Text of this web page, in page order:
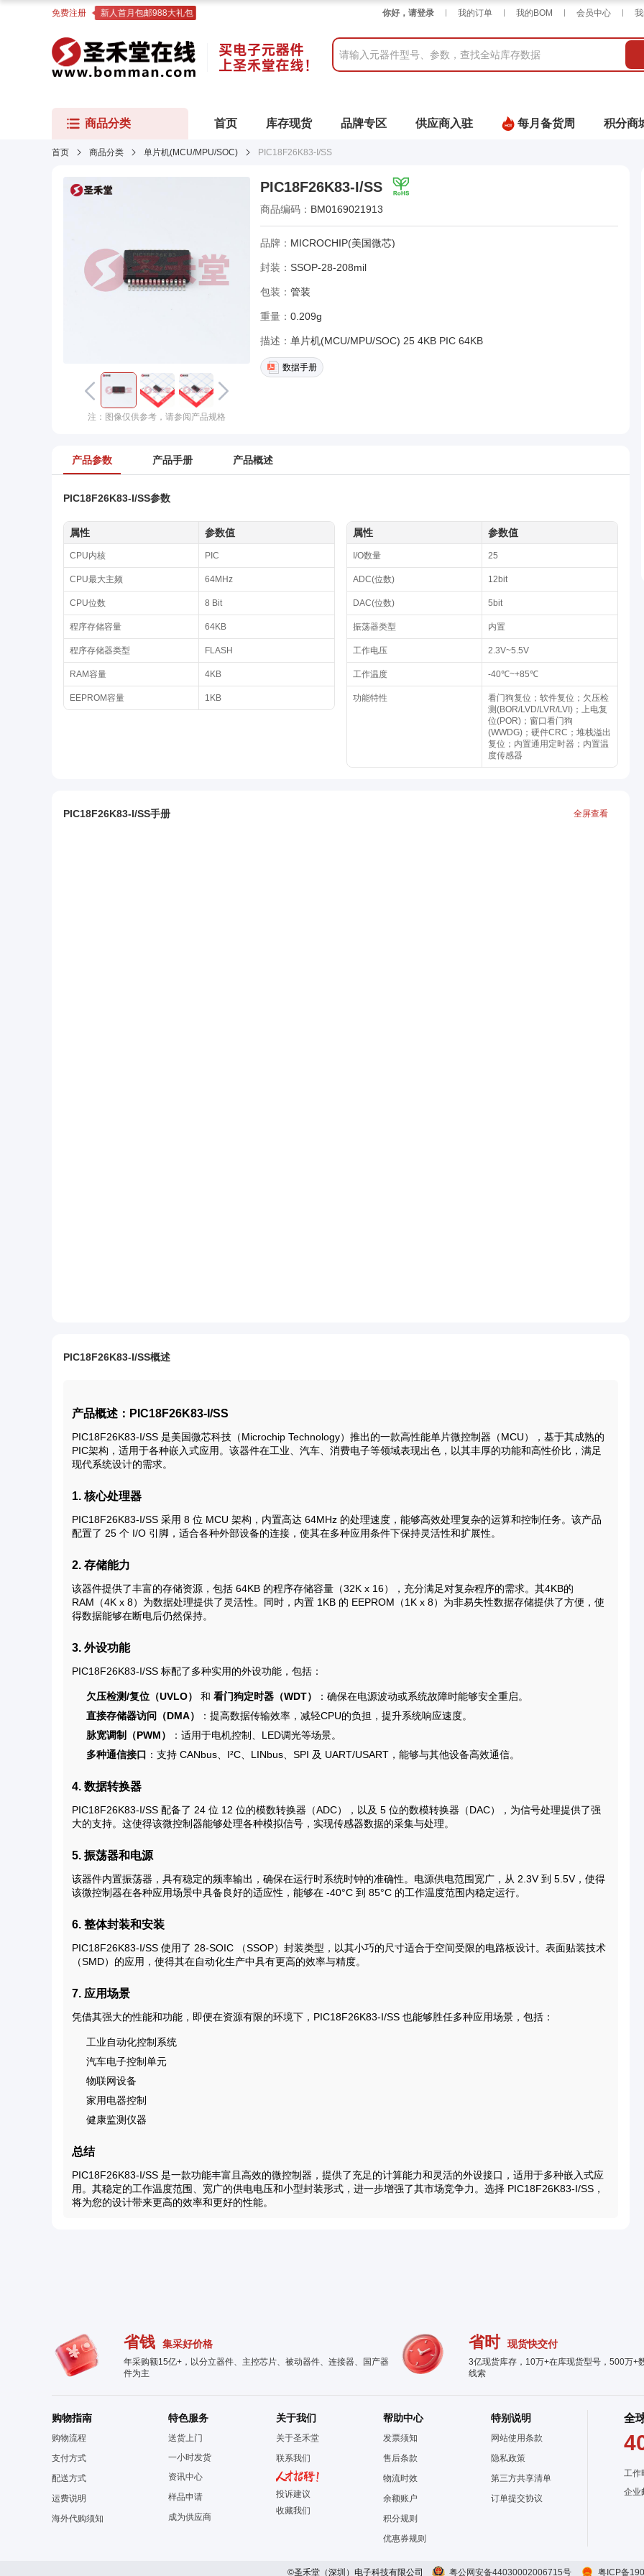
免费注册 新人首月包邮988大礼包 你好，请登录 我的订单 我的BOM 会员中心
商品分类 首页 库存现货 品牌专区 供应商入驻 每月备货周 积分商
首页 商品分类 单片机(MCU/MPU/SOC) PIC18F26K83-I/SS
注：图像仅供参考，请参阅产品规格
PIC18F26K83-I/SS
商品编码： BM0169021913
品牌： MICROCHIP(美国微芯)
封装： SSOP-28-208mil
包装： 管装
重量： 0.209g
描述： 单片机(MCU/MPU/SOC) 25 4KB PIC 64KB
数据手册
产品参数 产品手册 产品概述
PIC18F26K83-I/SS参数
属性 参数值
CPU内核 PIC
CPU最大主频 64MHz
CPU位数 8 Bit
程序存储容量 64KB
程序存储器类型 FLASH
RAM容量 4KB
EEPROM容量 1KB
属性 参数值
I/O数量 25
ADC(位数) 12bit
DAC(位数) 5bit
振荡器类型 内置
工作电压 2.3V~5.5V
工作温度 -40℃~+85℃
功能特性
看门狗复位；软件复位；欠压检
测(BOR/LVD/LVR/LVI)；上电复
位(POR)；窗口看门狗
(WWDG)；硬件CRC；堆栈溢出
复位；内置通用定时器；内置温
度传感器
PIC18F26K83-I/SS手册 全屏查看
PIC18F26K83-I/SS概述
产品概述：PIC18F26K83-I/SS
PIC18F26K83-I/SS 是美国微芯科技（Microchip Technology）推出的一款高性能单片微控制器（MCU），基于其成熟的
PIC架构，适用于各种嵌入式应用。该器件在工业、汽车、消费电子等领域表现出色，以其丰厚的功能和高性价比，满足
现代系统设计的需求。
1. 核心处理器
PIC18F26K83-I/SS 采用 8 位 MCU 架构，内置高达 64MHz 的处理速度，能够高效处理复杂的运算和控制任务。该产品
配置了 25 个 I/O 引脚，适合各种外部设备的连接，使其在多种应用条件下保持灵活性和扩展性。
2. 存储能力
该器件提供了丰富的存储资源，包括 64KB 的程序存储容量（32K x 16），充分满足对复杂程序的需求。其4KB的
RAM（4K x 8）为数据处理提供了灵活性。同时，内置 1KB 的 EEPROM（1K x 8）为非易失性数据存储提供了方便，使
得数据能够在断电后仍然保持。
3. 外设功能
PIC18F26K83-I/SS 标配了多种实用的外设功能，包括：
欠压检测/复位（UVLO） 和 看门狗定时器（WDT）
：确保在电源波动或系统故障时能够安全重启。
直接存储器访问（DMA）
：提高数据传输效率，减轻CPU的负担，提升系统响应速度。
脉宽调制（PWM）
：适用于电机控制、LED调光等场景。
多种通信接口 ：支持 CANbus、I²C、LINbus、SPI 及 UART/USART，能够与其他设备高效通信。
4. 数据转换器
PIC18F26K83-I/SS 配备了 24 位 12 位的模数转换器（ADC），以及 5 位的数模转换器（DAC），为信号处理提供了强
大的支持。这使得该微控制器能够处理各种模拟信号，实现传感器数据的采集与处理。
5. 振荡器和电源
该器件内置振荡器，具有稳定的频率输出，确保在运行时系统时钟的准确性。电源供电范围宽广，从 2.3V 到 5.5V，使得
该微控制器在各种应用场景中具备良好的适应性，能够在 -40°C 到 85°C 的工作温度范围内稳定运行。
6. 整体封装和安装
PIC18F26K83-I/SS 使用了 28-SOIC （SSOP）封装类型，以其小巧的尺寸适合于空间受限的电路板设计。表面贴装技术
（SMD）的应用，使得其在自动化生产中具有更高的效率与精度。
7. 应用场景
凭借其强大的性能和功能，即便在资源有限的环境下，PIC18F26K83-I/SS 也能够胜任多种应用场景，包括：
工业自动化控制系统
汽车电子控制单元
物联网设备
家用电器控制
健康监测仪器
总结
PIC18F26K83-I/SS 是一款功能丰富且高效的微控制器，提供了充足的计算能力和灵活的外设接口，适用于多种嵌入式应
用。其稳定的工作温度范围、宽广的供电电压和小型封装形式，进一步增强了其市场竞争力。选择 PIC18F26K83-I/SS，
将为您的设计带来更高的效率和更好的性能。
省钱 集采好价格
年采购额15亿+，以分立器件、主控芯片、被动器件、连接器、国产器
件为主
省时 现货快交付
3亿现货库存，10万+在库现货型号，500万+
线索
购物指南
购物流程
支付方式
配送方式
运费说明
海外代购须知
特色服务
送货上门
一小时发货
资讯中心
样品申请
成为供应商
关于我们
关于圣禾堂
联系我们
投诉建议
收藏我们
帮助中心
发票须知
售后条款
物流时效
余额账户
积分规则
优惠券规则
特别说明
网站使用条款
隐私政策
第三方共享清单
订单提交协议
全
工作
企业
©圣禾堂（深圳）电子科技有限公司 粤公网安备44030002006715号 粤ICP备